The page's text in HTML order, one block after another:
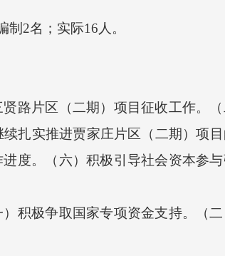
2名；实际16人。
片区（二期）项目征收工作。（
扎实推进贾家庄片区（二期）项
度。（六）积极引导社会资本参
极争取国家专项资金支持。（